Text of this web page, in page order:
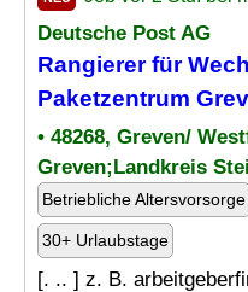
Deutsche Post AG
Rangiererfür
Paketzentrum
• 48268, Greven/
Greven;Landkreis
Betriebliche Altersvorsorge
30+ Urlaubstage
[. .. ] z. B.